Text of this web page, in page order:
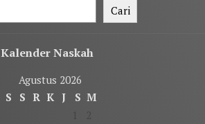
Cari
Kalender Naskah
Agustus 2026
S
S R K J S M